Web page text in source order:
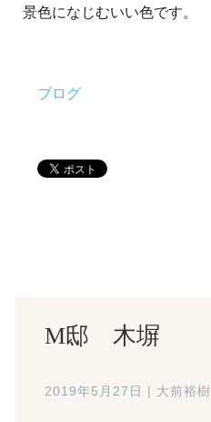
景色になじむいい色です。
ブログ
M邸 木塀
2019年5月27日 大前裕樹